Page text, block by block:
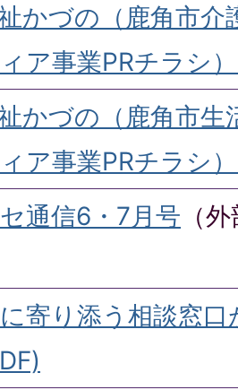
かづの（鹿角市介
ア事業PRチラシ
かづの（鹿角市生
ア事業PRチラシ
通信6・7月号 （
寄り添う相談窓口